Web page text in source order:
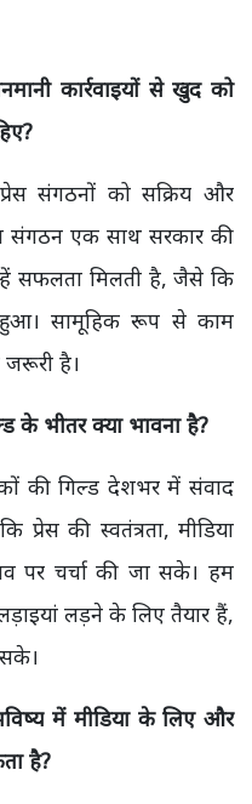
कार्रवाइयों से खुद को
संगठनों को सक्रिय और
संगठन एक साथ सरकार की
सफलता मिलती है, जैसे कि
सामूहिक रूप से काम
है।
के भीतर क्या भावना है?
की गिल्ड देशभर में संवाद
प्रेस की स्वतंत्रता, मीडिया
पर चर्चा की जा सके। हम
लड़ने के लिए तैयार हैं,
सके।
में मीडिया के लिए और
है?